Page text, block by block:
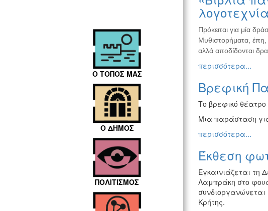
Ο ΤΟΠΟΣ ΜΑΣ
Ο ΔΗΜΟΣ
ΠΟΛΙΤΙΣΜΟΣ
Πρόκειται για μία
Μυθιστορήματα, έπη,
αλλά αποδίδονται
περισσότερα...
Bρεφική
Το βρεφικό
Μια παράσταση
περισσότερα...
Έκθεση
Εγκαινιάζεται τη
Λαμπράκη στο
Κρήτης.